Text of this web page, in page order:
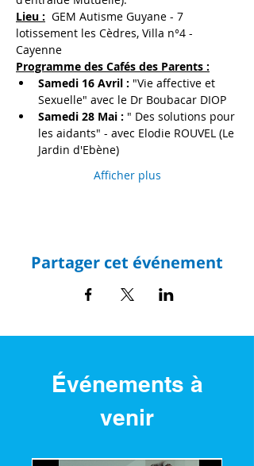
Lieu : GEM Autisme Guyane - 7
lotissement les Cèdres, Villa n°4 -
Cayenne
Programme des Cafés des Parents :
Samedi 16 Avril : "Vie affective et
Sexuelle" avec le Dr Boubacar DIOP
Samedi 28 Mai : " Des solutions pour
les aidants" - avec Elodie ROUVEL (Le
Jardin d'Ebène)
Afficher plus
Partager cet événement
Événements à
venir